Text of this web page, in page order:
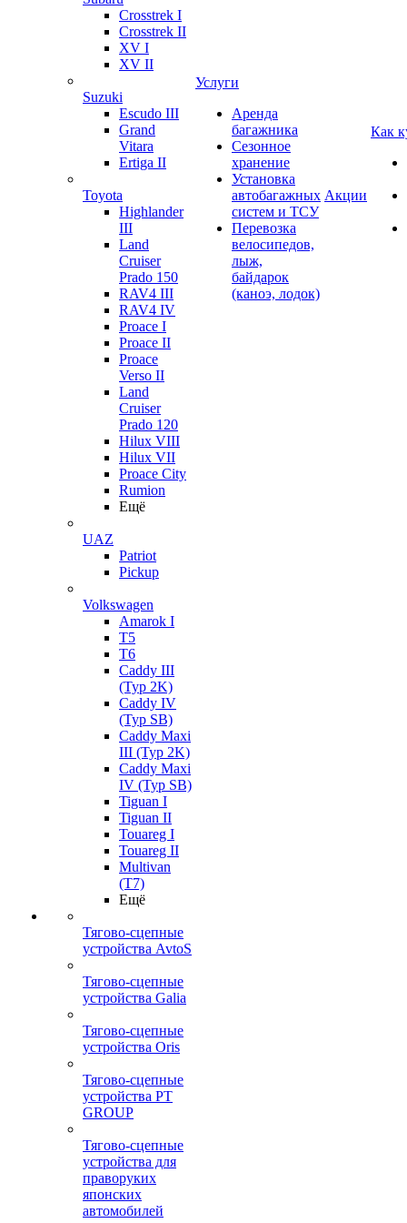
Crosstrek I
Crosstrek II
XV I
XV II
Suzuki
Escudo III
Grand
Vitara
Ertiga II
Toyota
Highlander
III
Land
Cruiser
Prado 150
RAV4 III
RAV4 IV
Proace I
Proace II
Proace
Verso II
Land
Cruiser
Prado 120
Hilux VIII
Hilux VII
Proace City
Rumion
Ещё
UAZ
Patriot
Pickup
Volkswagen
Amarok I
T5
T6
Caddy III
(Typ 2K)
Caddy IV
(Typ SB)
Caddy Maxi
III (Typ 2K)
Caddy Maxi
IV (Typ SB)
Tiguan I
Tiguan II
Touareg I
Touareg II
Multivan
(T7)
Ещё
Тягово-сцепные
устройства AvtoS
Тягово-сцепные
устройства Galia
Тягово-сцепные
устройства Oris
Тягово-сцепные
устройства PT
GROUP
Тягово-сцепные
устройства для
праворуких
японских
автомобилей
Услуги
Аренда
багажника
Сезонное
хранение
Установка
автобагажных
систем и ТСУ
Перевозка
велосипедов,
лыж,
байдарок
(каноэ, лодок)
Акции
Как